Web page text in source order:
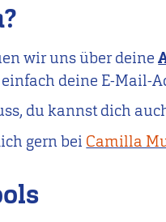
wir uns über deine
deine E-Mail-
du kannst dich
gern bei Camilla